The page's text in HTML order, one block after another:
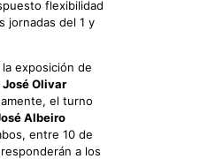
flexibilidad
jornadas del 1 y
la exposición de
José Olivar
el turno
Albeiro
entre 10 de
a los